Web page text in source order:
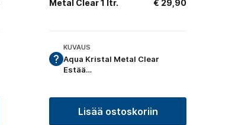
Metal Clear 1 ltr. € 29,90
KUVAUS
Aqua Kristal Metal Clear
Estää…
Lisää ostoskoriin